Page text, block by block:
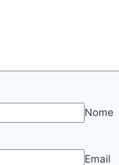
Nome
Email